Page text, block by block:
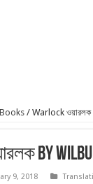
/ Warlock
By
9, 2018